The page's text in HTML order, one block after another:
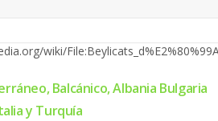
Balcánico, Albania Bulgaria
y Turquía